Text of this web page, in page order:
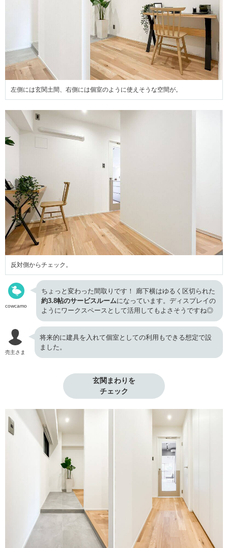
左側には玄関土間、右側には個室のように使えそうな空間が。
反対側からチェック。
cowcamo
ちょっと変わった間取りです！ 廊下横はゆるく区切られた
約3.8帖のサービスルームになっています。ディスプレイの
ようにワークスペースとして活用してもよさそうですね◎
売主さま
将来的に建具を入れて個室としての利用もできる想定で設
ました。
玄関まわりを
チェック